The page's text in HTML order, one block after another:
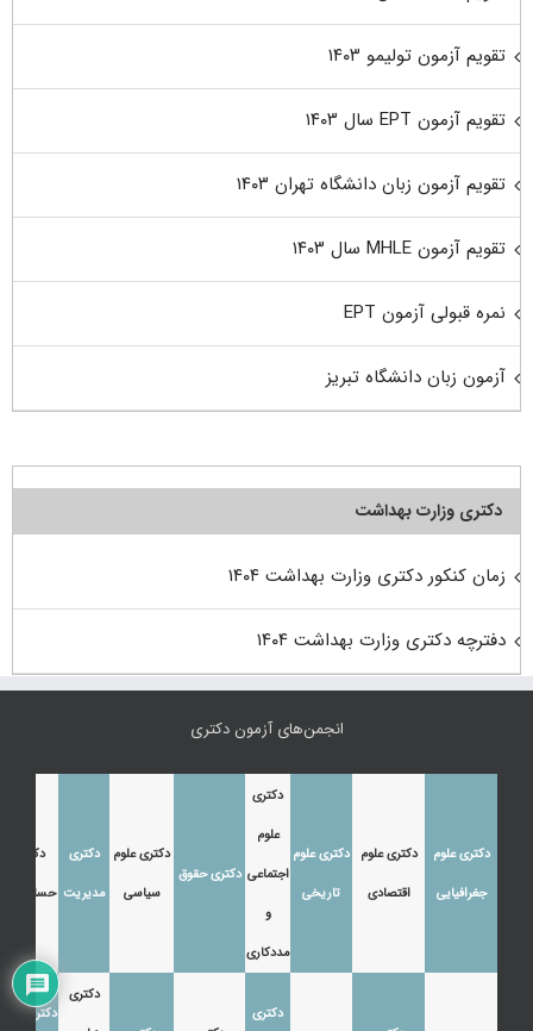
تقویم آزمون تولیمو ۱۴۰۳
تقویم آزمون EPT سال ۱۴۰۳
تقویم آزمون زبان دانشگاه تهران ۱۴۰۳
تقویم آزمون MHLE سال ۱۴۰۳
نمره قبولی آزمون EPT
آزمون زبان دانشگاه تبریز
دکتری وزارت بهداشت
زمان کنکور دکتری وزارت بهداشت ۱۴۰۴
دفترچه دکتری وزارت بهداشت ۱۴۰۴
انجمن‌های آزمون دکتری
دکتری علوم
جغرافیایی
دکتری علوم
اقتصادی
دکتری علوم
تاریخی
دکتری
علوم
اجتماعی
و
مددکاری
دکتری حقوق
دکتری علوم
سیاسی
دکتری
مدیریت
دکتری
حسابداری
دکتری
دکتری
دکتری زبان